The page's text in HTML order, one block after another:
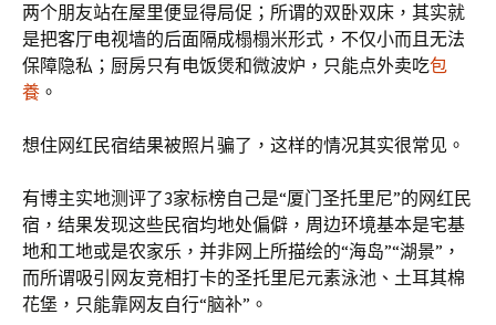
两个朋友站在屋里便显得局促；所谓的双卧双床，其实就
是把客厅电视墙的后面隔成榻榻米形式，不仅小而且无法
保障隐私；厨房只有电饭煲和微波炉，只能点外卖吃包
養 。
想住网红民宿结果被照片骗了，这样的情况其实很常见。
有博主实地测评了3家标榜自己是“厦门圣托里尼”的网红民
宿，结果发现这些民宿均地处偏僻，周边环境基本是宅基
地和工地或是农家乐，并非网上所描绘的“海岛”“湖景”，
而所谓吸引网友竞相打卡的圣托里尼元素泳池、土耳其棉
花堡，只能靠网友自行“脑补”。